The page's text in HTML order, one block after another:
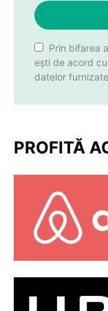
Prin bifarea
ești de acord
datelor
PROFITĂ